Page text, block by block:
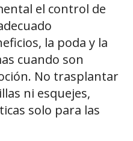
el control de
la poda y la
cuando son
No trasplantar
ni esquejes,
solo para las